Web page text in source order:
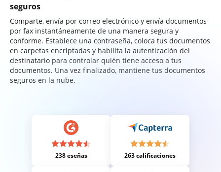
seguros
Comparte, envía por correo electrónico y envía documentos
por fax instantáneamente de una manera segura y
conforme. Establece una contraseña, coloca tus documentos
en carpetas encriptadas y habilita la autenticación del
destinatario para controlar quién tiene acceso a tus
documentos. Una vez finalizado, mantiene tus documentos
seguros en la nube.
238 eseñas 263 calificaciones